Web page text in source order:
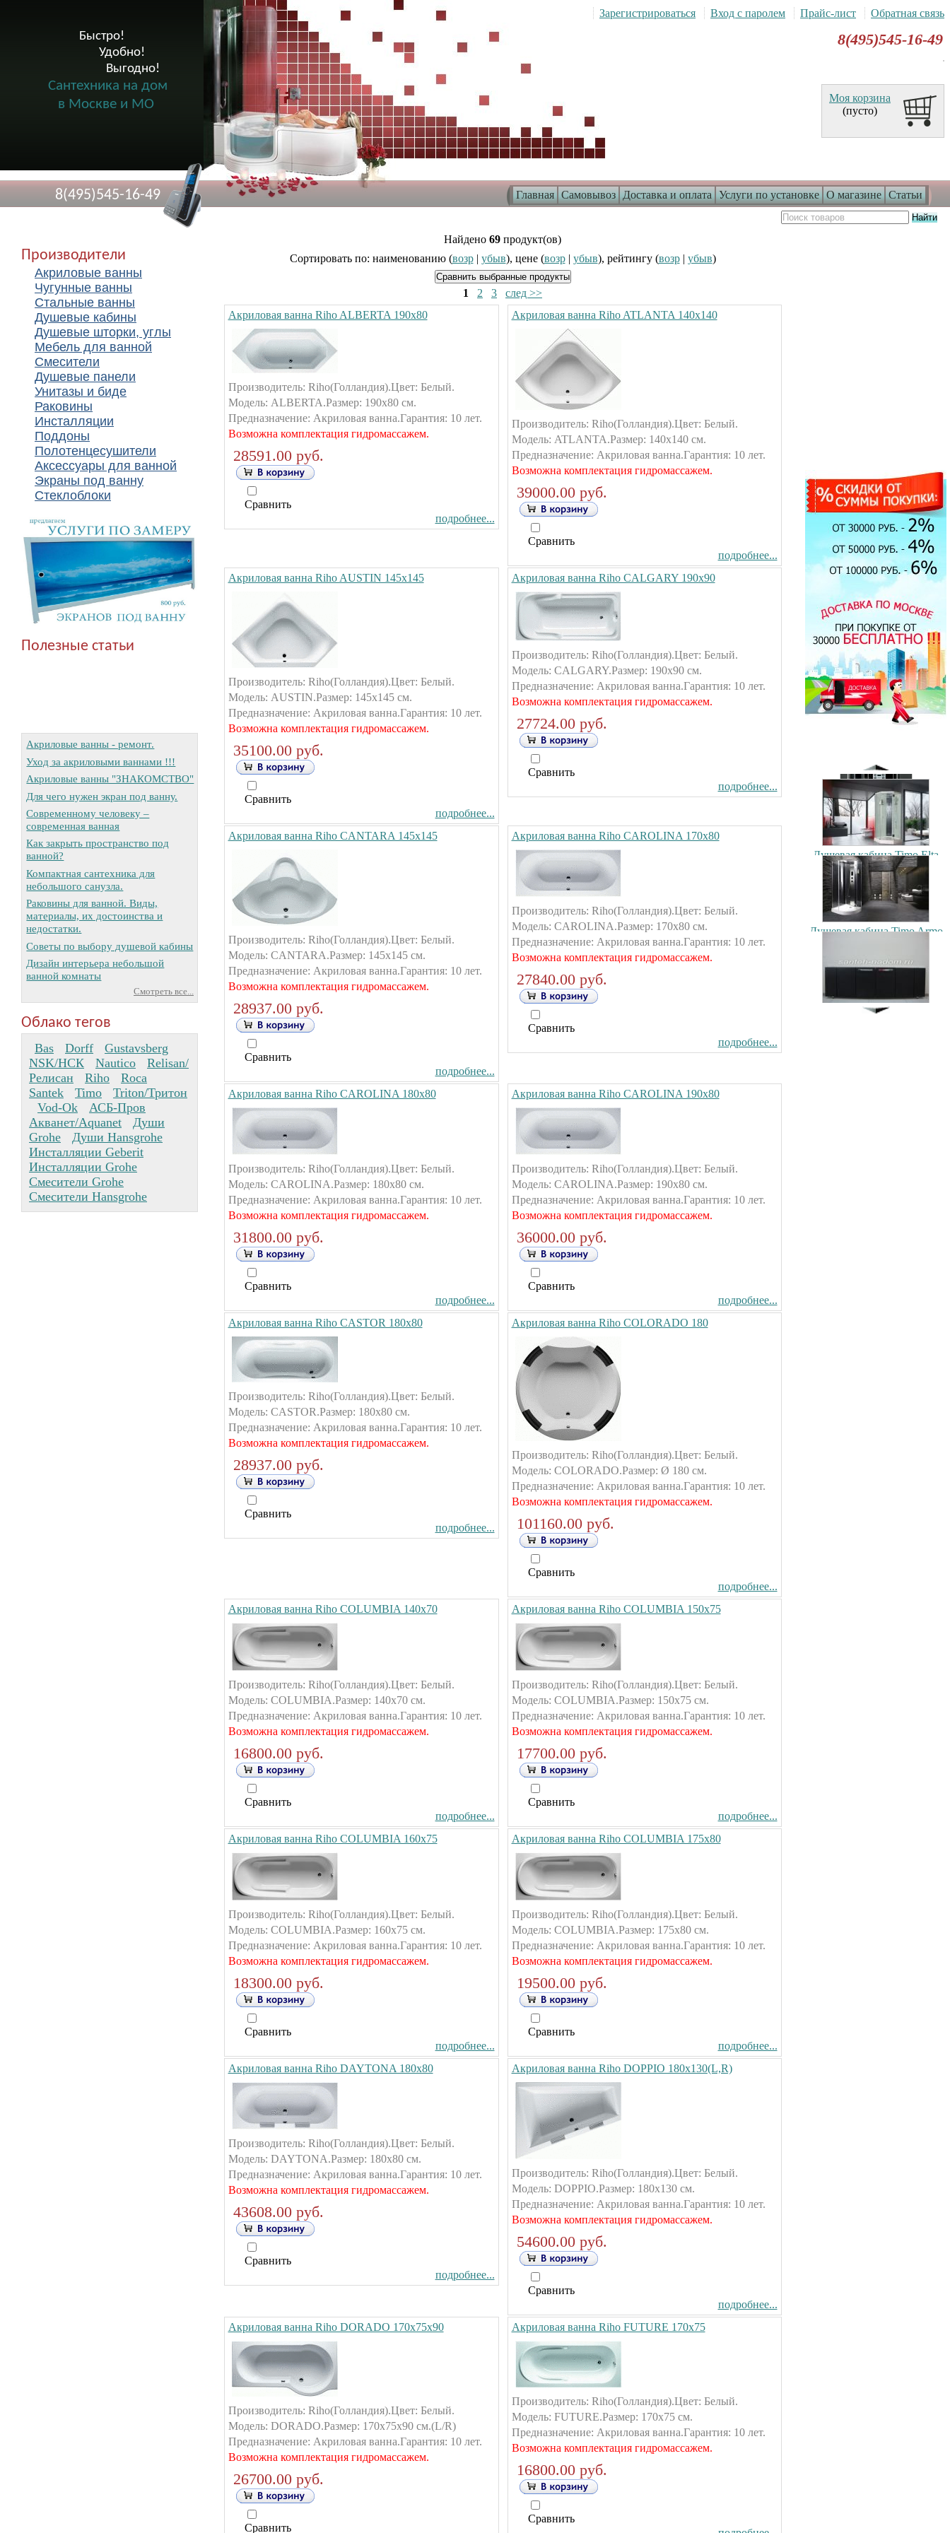
Главная Самовывоз Доставка и оплата Услуги по установке О магазине Статьи
Быстро!
              Удобно!
                      Выгодно!
Сантехника на дом
в Москве и МО
8(495)545-16-49
Зарегистрироваться Вход с паролем Прайс-лист Обратная связь
8(495)545-16-49
Моя корзина
(пусто)
Производители
Акриловые ванны
Чугунные ванны
Стальные ванны
Душевые кабины
Душевые шторки, углы
Мебель для ванной
Смесители
Душевые панели
Унитазы и биде
Раковины
Инсталляции
Поддоны
Полотенцесушители
Аксессуары для ванной
Экраны под ванну
Стеклоблоки
Полезные статьи
Акриловые ванны - ремонт.
Уход за акриловыми ваннами !!!
Акриловые ванны "ЗНАКОМСТВО"
Для чего нужен экран под ванну.
Современному человеку –
современная ванная
Как закрыть пространство под
ванной?
Компактная сантехника для
небольшого санузла.
Раковины для ванной. Виды,
материалы, их достоинства и
недостатки.
Советы по выбору душевой кабины
Дизайн интерьера небольшой
ванной комнаты
Смотреть все...
Облако тегов
Bas Dorff
Gustavsberg
NSK/НСК
Nautico
Relisan/
Релисан
Riho
Roca
Santek
Timo
Triton/Тритон
Vod-Ok
АСБ-Пров
Акванет/Aquanet
Души
Grohe
Души Hansgrohe
Инсталляции Geberit
Инсталляции Grohe
Смесители Grohe
Смесители Hansgrohe
Найдено 69 продукт(ов)
Сортировать по: наименованию (возр| убыв), цене (возр| убыв), рейтингу (возр| убыв)
1 2 3
след >>
Акриловая ванна Riho ALBERTA 190х80
Производитель: Riho(Голландия).Цвет: Белый.
Модель: ALBERTA.Размер: 190х80 см.
Предназначение: Акриловая ванна.Гарантия: 10 лет.
Возможна комплектация гидромассажем.
28591.00 руб.
Сравнить
подробнее...
Акриловая ванна Riho ATLANTA 140х140
Производитель: Riho(Голландия).Цвет: Белый.
Модель: ATLANTA.Размер: 140х140 см.
Предназначение: Акриловая ванна.Гарантия: 10 лет.
Возможна комплектация гидромассажем.
39000.00 руб.
Сравнить
подробнее...
Акриловая ванна Riho AUSTIN 145х145
Производитель: Riho(Голландия).Цвет: Белый.
Модель: AUSTIN.Размер: 145х145 см.
Предназначение: Акриловая ванна.Гарантия: 10 лет.
Возможна комплектация гидромассажем.
35100.00 руб.
Сравнить
подробнее...
Акриловая ванна Riho CALGARY 190х90
Производитель: Riho(Голландия).Цвет: Белый.
Модель: CALGARY.Размер: 190х90 см.
Предназначение: Акриловая ванна.Гарантия: 10 лет.
Возможна комплектация гидромассажем.
27724.00 руб.
Сравнить
подробнее...
Акриловая ванна Riho CANTARA 145х145
Производитель: Riho(Голландия).Цвет: Белый.
Модель: CANTARA.Размер: 145х145 см.
Предназначение: Акриловая ванна.Гарантия: 10 лет.
Возможна комплектация гидромассажем.
28937.00 руб.
Сравнить
подробнее...
Акриловая ванна Riho CAROLINA 170х80
Производитель: Riho(Голландия).Цвет: Белый.
Модель: CAROLINA.Размер: 170х80 см.
Предназначение: Акриловая ванна.Гарантия: 10 лет.
Возможна комплектация гидромассажем.
27840.00 руб.
Сравнить
подробнее...
Акриловая ванна Riho CAROLINA 180х80
Производитель: Riho(Голландия).Цвет: Белый.
Модель: CAROLINA.Размер: 180х80 см.
Предназначение: Акриловая ванна.Гарантия: 10 лет.
Возможна комплектация гидромассажем.
31800.00 руб.
Сравнить
подробнее...
Акриловая ванна Riho CAROLINA 190х80
Производитель: Riho(Голландия).Цвет: Белый.
Модель: CAROLINA.Размер: 190х80 см.
Предназначение: Акриловая ванна.Гарантия: 10 лет.
Возможна комплектация гидромассажем.
36000.00 руб.
Сравнить
подробнее...
Акриловая ванна Riho CASTOR 180х80
Производитель: Riho(Голландия).Цвет: Белый.
Модель: CASTOR.Размер: 180х80 см.
Предназначение: Акриловая ванна.Гарантия: 10 лет.
Возможна комплектация гидромассажем.
28937.00 руб.
Сравнить
подробнее...
Акриловая ванна Riho COLORADO 180
Производитель: Riho(Голландия).Цвет: Белый.
Модель: COLORADO.Размер: Ø 180 см.
Предназначение: Акриловая ванна.Гарантия: 10 лет.
Возможна комплектация гидромассажем.
101160.00 руб.
Сравнить
подробнее...
Акриловая ванна Riho COLUMBIA 140х70
Производитель: Riho(Голландия).Цвет: Белый.
Модель: COLUMBIA.Размер: 140х70 см.
Предназначение: Акриловая ванна.Гарантия: 10 лет.
Возможна комплектация гидромассажем.
16800.00 руб.
Сравнить
подробнее...
Акриловая ванна Riho COLUMBIA 150х75
Производитель: Riho(Голландия).Цвет: Белый.
Модель: COLUMBIA.Размер: 150х75 см.
Предназначение: Акриловая ванна.Гарантия: 10 лет.
Возможна комплектация гидромассажем.
17700.00 руб.
Сравнить
подробнее...
Акриловая ванна Riho COLUMBIA 160х75
Производитель: Riho(Голландия).Цвет: Белый.
Модель: COLUMBIA.Размер: 160х75 см.
Предназначение: Акриловая ванна.Гарантия: 10 лет.
Возможна комплектация гидромассажем.
18300.00 руб.
Сравнить
подробнее...
Акриловая ванна Riho COLUMBIA 175х80
Производитель: Riho(Голландия).Цвет: Белый.
Модель: COLUMBIA.Размер: 175х80 см.
Предназначение: Акриловая ванна.Гарантия: 10 лет.
Возможна комплектация гидромассажем.
19500.00 руб.
Сравнить
подробнее...
Акриловая ванна Riho DAYTONA 180х80
Производитель: Riho(Голландия).Цвет: Белый.
Модель: DAYTONA.Размер: 180х80 см.
Предназначение: Акриловая ванна.Гарантия: 10 лет.
Возможна комплектация гидромассажем.
43608.00 руб.
Сравнить
подробнее...
Акриловая ванна Riho DOPPIO 180х130(L,R)
Производитель: Riho(Голландия).Цвет: Белый.
Модель: DOPPIO.Размер: 180х130 см.
Предназначение: Акриловая ванна.Гарантия: 10 лет.
Возможна комплектация гидромассажем.
54600.00 руб.
Сравнить
подробнее...
Акриловая ванна Riho DORADO 170х75х90
Производитель: Riho(Голландия).Цвет: Белый.
Модель: DORADO.Размер: 170х75х90 см.(L/R)
Предназначение: Акриловая ванна.Гарантия: 10 лет.
Возможна комплектация гидромассажем.
26700.00 руб.
Сравнить
Акриловая ванна Riho FUTURE 170х75
Производитель: Riho(Голландия).Цвет: Белый.
Модель: FUTURE.Размер: 170х75 см.
Предназначение: Акриловая ванна.Гарантия: 10 лет.
Возможна комплектация гидромассажем.
16800.00 руб.
Сравнить
Экран под ванну
ENGLHOME 150
зеркальный
7900.00 руб.
Душевая кабина Timo T-1190
90x90см
44500.00 руб.
Душевая кабина Timo T-1170
170x88см
70500.00 руб.
Душевая кабина Timo Puro
120x90см (L/R)
106900.00 руб.
Душевая кабина Timo T-1102
120x85см (L/R)
56200.00 руб.
Душевая кабина Timo Elta
90x90см
79300.00 руб.
Душевая кабина Timo Armo
Экран под ванну